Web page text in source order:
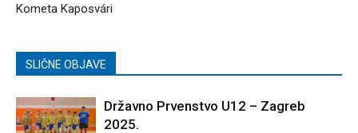
Kometa Kaposvári
SLIČNE OBJAVE
Državno Prvenstvo U12 – Zagreb
2025.